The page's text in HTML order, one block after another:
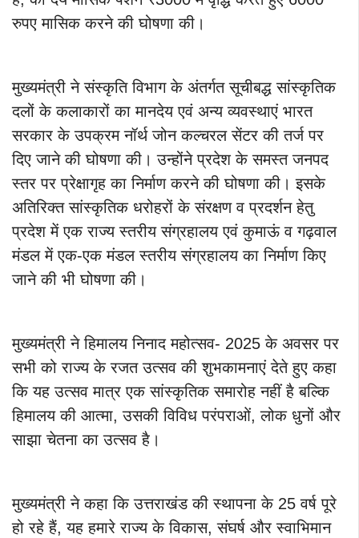
रुपए मासिक करने की घोषणा की।
मुख्यमंत्री ने संस्कृति विभाग के अंतर्गत सूचीबद्ध सांस्कृतिक
दलों के कलाकारों का मानदेय एवं अन्य व्यवस्थाएं भारत
सरकार के उपक्रम नॉर्थ जोन कल्चरल सेंटर की तर्ज पर
दिए जाने की घोषणा की। उन्होंने प्रदेश के समस्त जनपद
स्तर पर प्रेक्षागृह का निर्माण करने की घोषणा की। इसके
अतिरिक्त सांस्कृतिक धरोहरों के संरक्षण व प्रदर्शन हेतु
प्रदेश में एक राज्य स्तरीय संग्रहालय एवं कुमाऊं व गढ़वाल
मंडल में एक-एक मंडल स्तरीय संग्रहालय का निर्माण किए
जाने की भी घोषणा की।
मुख्यमंत्री ने हिमालय निनाद महोत्सव- 2025 के अवसर पर
सभी को राज्य के रजत उत्सव की शुभकामनाएं देते हुए कहा
कि यह उत्सव मात्र एक सांस्कृतिक समारोह नहीं है बल्कि
हिमालय की आत्मा, उसकी विविध परंपराओं, लोक धुनों और
साझा चेतना का उत्सव है।
मुख्यमंत्री ने कहा कि उत्तराखंड की स्थापना के 25 वर्ष पूरे
हो रहे हैं, यह हमारे राज्य के विकास, संघर्ष और स्वाभिमान